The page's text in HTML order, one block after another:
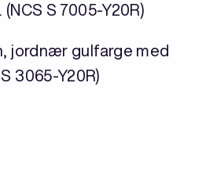
S 7005-Y20R)
jordnær gulfarge med
3065-Y20R)